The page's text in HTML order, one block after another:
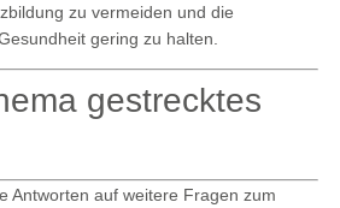
zu vermeiden und die
gering zu halten.
gestrecktes
Antworten auf weitere Fragen zum